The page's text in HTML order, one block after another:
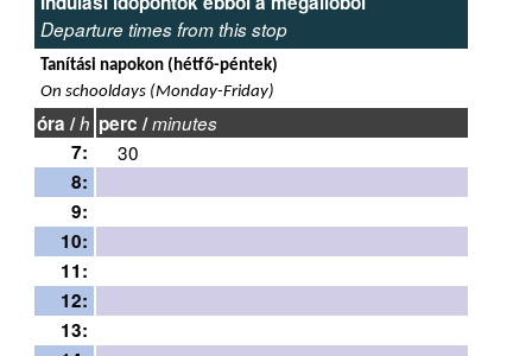
Departure times from this stop
Tanítási napokon (hétfő-péntek)
On schooldays (Monday-Friday)
óra /h perc /minutes
7:
30
8:
9:
10:
11:
12:
13: